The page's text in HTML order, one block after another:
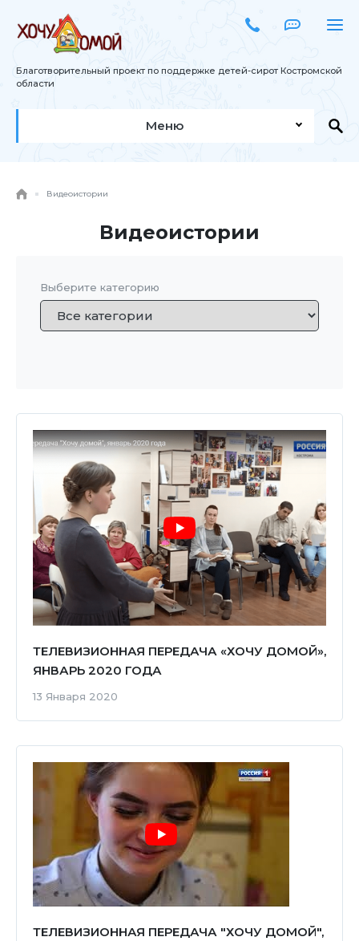
Благотворительный проект по поддержке детей-сирот Костромской
области
Меню
Видеоистории
Видеоистории
Выберите категорию
ТЕЛЕВИЗИОННАЯ ПЕРЕДАЧА «ХОЧУ ДОМОЙ»,
ЯНВАРЬ 2020 ГОДА
13 Января 2020
ТЕЛЕВИЗИОННАЯ ПЕРЕДАЧА "ХОЧУ ДОМОЙ",